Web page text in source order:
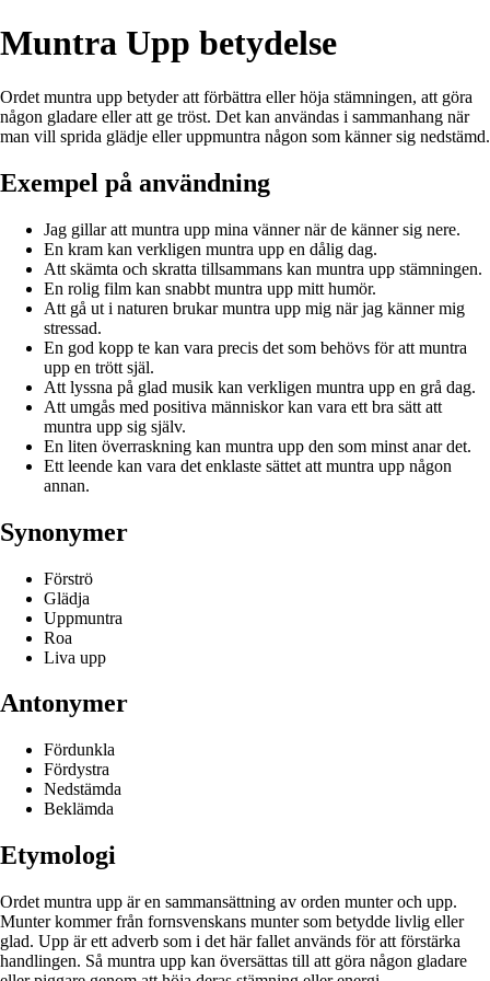
Muntra Upp betydelse
Ordet muntra upp betyder att förbättra eller höja stämningen, att göra
någon gladare eller att ge tröst. Det kan användas i sammanhang när
man vill sprida glädje eller uppmuntra någon som känner sig nedstämd.
Exempel på användning
Jag gillar att muntra upp mina vänner när de känner sig nere.
En kram kan verkligen muntra upp en dålig dag.
Att skämta och skratta tillsammans kan muntra upp stämningen.
En rolig film kan snabbt muntra upp mitt humör.
Att gå ut i naturen brukar muntra upp mig när jag känner mig
stressad.
En god kopp te kan vara precis det som behövs för att muntra
upp en trött själ.
Att lyssna på glad musik kan verkligen muntra upp en grå dag.
Att umgås med positiva människor kan vara ett bra sätt att
muntra upp sig själv.
En liten överraskning kan muntra upp den som minst anar det.
Ett leende kan vara det enklaste sättet att muntra upp någon
annan.
Synonymer
Förströ
Glädja
Uppmuntra
Roa
Liva upp
Antonymer
Fördunkla
Fördystra
Nedstämda
Beklämda
Etymologi
Ordet muntra upp är en sammansättning av orden munter och upp.
Munter kommer från fornsvenskans munter som betydde livlig eller
glad. Upp är ett adverb som i det här fallet används för att förstärka
handlingen. Så muntra upp kan översättas till att göra någon gladare